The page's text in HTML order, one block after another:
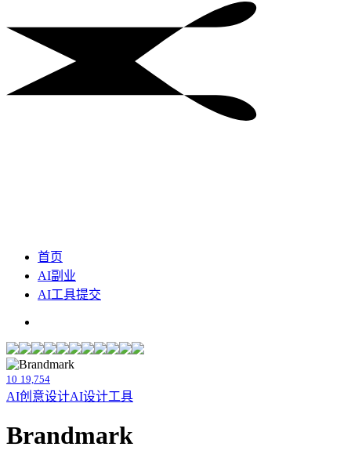
首页
AI副业
AI工具提交
10 19,754
AI创意设计AI设计工具
Brandmark